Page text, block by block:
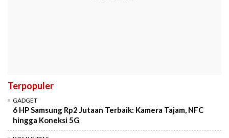
Terpopuler
GADGET
6 HP Samsung Rp2 Jutaan Terbaik: Kamera Tajam, NFC
hingga Koneksi 5G